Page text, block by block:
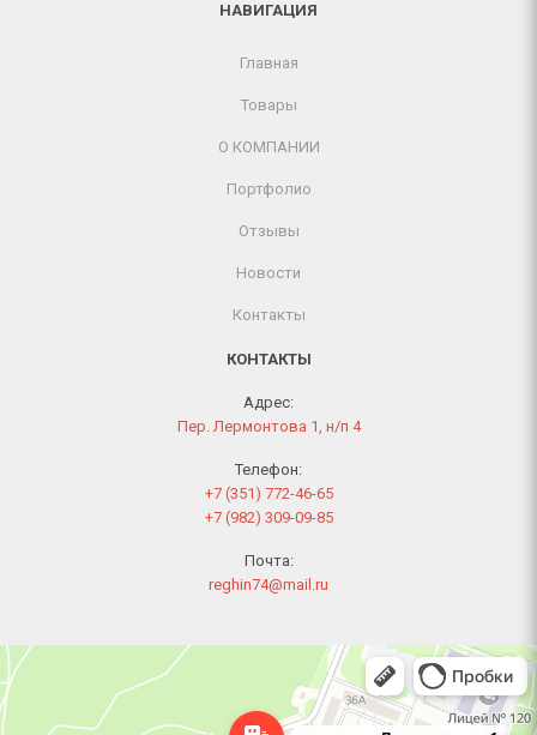
НАВИГАЦИЯ
Главная
Товары
О КОМПАНИИ
Портфолио
Отзывы
Новости
Контакты
КОНТАКТЫ
Адрес:
Пер. Лермонтова 1, н/п 4
Телефон:
+7 (351) 772-46-65
+7 (982) 309-09-85
Почта:
reghin74@mail.ru
Челябинск
Переулок Лермонтова, 1 — Яндекс Карты